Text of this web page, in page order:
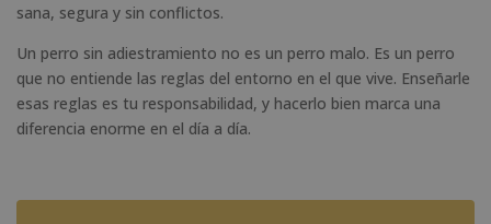
sana, segura y sin conflictos.
Un perro sin adiestramiento no es un perro malo. Es un perro
que no entiende las reglas del entorno en el que vive. Enseñarle
esas reglas es tu responsabilidad, y hacerlo bien marca una
diferencia enorme en el día a día.